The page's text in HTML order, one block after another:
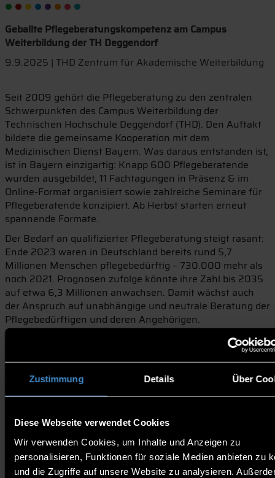
Zustimmung Details Über
Diese Webseite verwendet Cookies
Wir verwenden Cookies, um Inhalte und Anzeigen zu
personalisieren, Funktionen für soziale Medien anbieten zu
und die Zugriffe auf unsere Website zu analysieren.
Geballte Pflegeberatungskompetenz am Campus
Weiterbildung der TH Deggendorf
9.9.2025 | THD Zentrum für Akademische Weiterbildung
Seit 2009 gehört die Pflegeberatung zu den zentralen
Schwerpunkten des Campus Weiterbildung der
Technischen Hochschule Deggendorf (THD). Den Auftakt
bildete die gemeinsame Kooperation mit dem
Medizinischen Dienst Bayern. Was daraus entstanden ist,
ist in Bayern einzigartig: Knapp 600 Pflegeberatende
wurden ausgebildet, 11 Fachtagungen in Präsenz & im
Online-Format organisiert sowie zahlreiche Seminare für
Pflegeberatende konzipiert. Ab Herbst starten erneut
spannende Formate.
Der Bedarf an qualifizierter Pflegeberatung steigt rasant:
Ende 2023 waren in Deutschland bereits rund 5,7
Millionen Menschen pflegebedürftig – 730.000 mehr als
noch 2021. Prognosen zufolge könnte ihre Zahl bis 2035
auf etwa 6,3 Millionen anwachsen. Damit wächst auch
der Anspruch auf unabhängige und neutrale Beratung der
Pflegebedürftigen und deren Angehörigen.
Pflegeberatende benötigen dafür nicht nur aktuelles
Fachwissen, sondern auch ausgeprägte kommunikative
Kompetenzen. Kontinuierliche Fortbildung ist daher
unerlässlich. Mit seinem klaren Fokus auf lebenslanges
Lernen bietet der Campus Weiterbildung der THD hierfür
den richtigen Rahmen.
Online-Veranstaltungsreihe „Pflegeberatung 2025“
Gemeinsam mit dem MD Bayern startet am 15. Oktober
2025 eine fünfteilige Online-Reihe. Themen sind u.a.
aktuelle Entwicklungen in der Pflegebegutachtung,